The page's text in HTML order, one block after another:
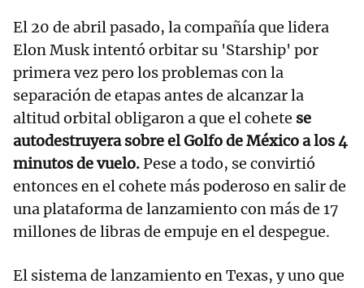
El 20 de abril pasado, la compañía que lidera
Elon Musk intentó orbitar su 'Starship' por
primera vez pero los problemas con la
separación de etapas antes de alcanzar la
altitud orbital obligaron a que el cohete se
autodestruyera sobre el Golfo de México a los 4
minutos de vuelo.Pese a todo, se convirtió
entonces en el cohete más poderoso en salir de
una plataforma de lanzamiento con más de 17
millones de libras de empuje en el despegue.
El sistema de lanzamiento en Texas, y uno que